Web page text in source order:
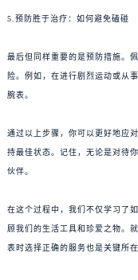
5.预防胜于治疗：如何避免磕碰
最后但同样重要的是预防措施。
险。例如，在进行剧烈运动或从
腕表。
通过以上步骤，你可以更好地应
持最佳状态。记住，无论是对待
伙伴。
在这个过程中，我们不仅学习了
顾我们的生活工具和珍爱之物。
表时选择正确的服务也是关键所在